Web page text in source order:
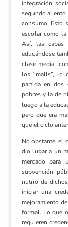
integración
segundo
consumo. Esto
escolar como
Así, las capas
educándose
clase media”
los “malls”, lo
partida en dos
pobres y la de
luego a la
pero que era
que el ciclo
No obstante, el
dio lugar a un
mercado para
subvención
nutrió de
iniciar una
mejoramiento
formal. Lo que
requieren